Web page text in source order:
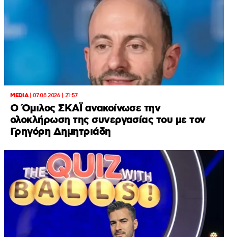
MEDIA|07.08.2026 | 21:57
Ο Όμιλος ΣΚΑΪ ανακοίνωσε την
ολοκλήρωση της συνεργασίας του με τον
Γρηγόρη Δημητριάδη